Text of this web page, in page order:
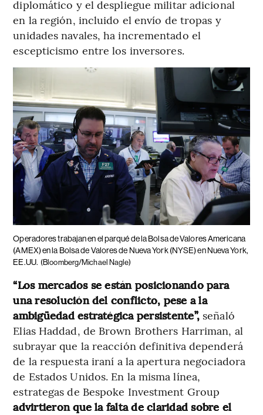
diplomático y el despliegue militar adicional
en la región, incluido el envío de tropas y
unidades navales, ha incrementado el
escepticismo entre los inversores.
Operadores trabajan en el parqué de la Bolsa de Valores Americana
(AMEX) en la Bolsa de Valores de Nueva York (NYSE) en Nueva York,
EE.UU. (Bloomberg/Michael Nagle)
“Los mercados se están posicionando para
una resolución del conflicto, pese a la
ambigüedad estratégica persistente”, señaló
Elias Haddad, de Brown Brothers Harriman, al
subrayar que la reacción definitiva dependerá
de la respuesta iraní a la apertura negociadora
de Estados Unidos. En la misma línea,
estrategas de Bespoke Investment Group
advirtieron que la falta de claridad sobre el